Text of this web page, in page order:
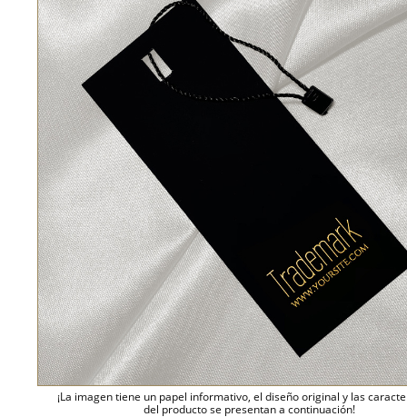
¡La imagen tiene un papel informativo, el diseño original y las
del producto se presentan a continuación!